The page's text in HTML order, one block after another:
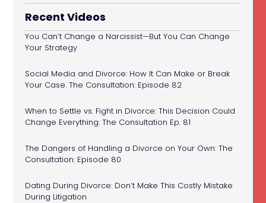
Recent Videos
You Can’t Change a Narcissist—But You Can Change
Your Strategy
Social Media and Divorce: How It Can Make or Break
Your Case. The Consultation: Episode 82
When to Settle vs. Fight in Divorce: This Decision Could
Change Everything: The Consultation Ep. 81
The Dangers of Handling a Divorce on Your Own: The
Consultation: Episode 80
Dating During Divorce: Don’t Make This Costly Mistake
During Litigation